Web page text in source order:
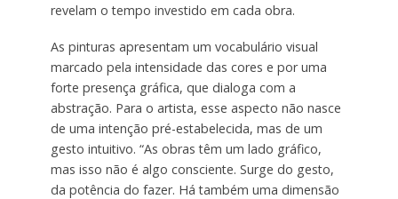
revelam o tempo investido em cada obra.
As pinturas apresentam um vocabulário visual
marcado pela intensidade das cores e por uma
forte presença gráfica, que dialoga com a
abstração. Para o artista, esse aspecto não nasce
de uma intenção pré-estabelecida, mas de um
gesto intuitivo. “As obras têm um lado gráfico,
mas isso não é algo consciente. Surge do gesto,
da potência do fazer. Há também uma dimensão